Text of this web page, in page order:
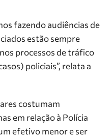
fazendo audiências de
estão sempre
processos de tráfico
policiais”, relata a
costumam
em relação à Polícia
efetivo menor e ser